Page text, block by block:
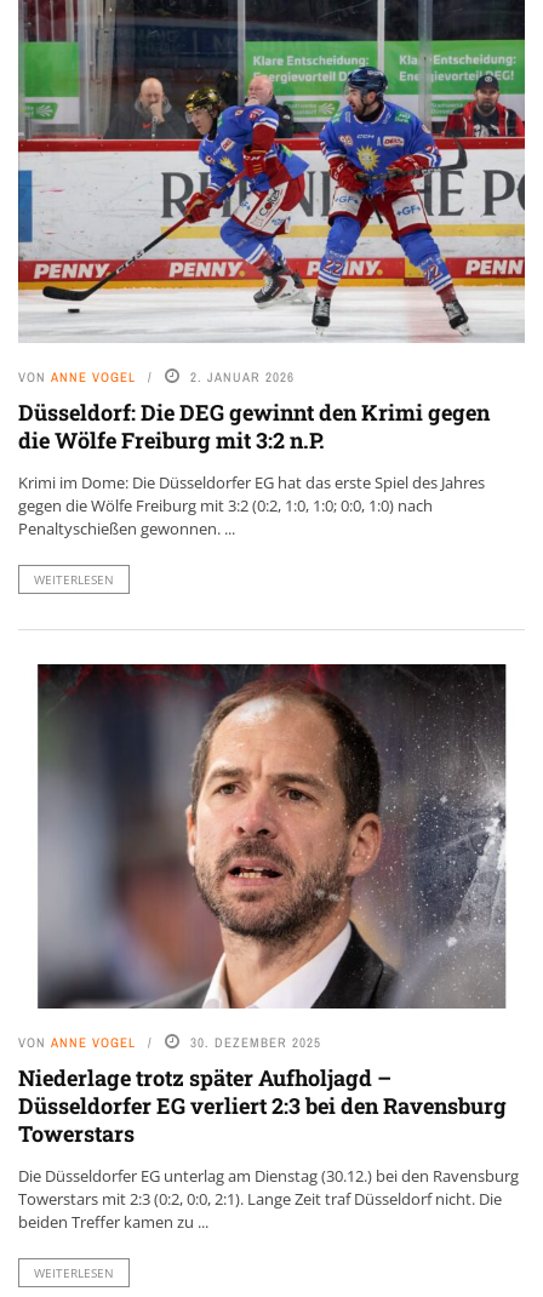
VON ANNE VOGEL 2. JANUAR 2026
Düsseldorf: Die DEG gewinnt den Krimi gegen
die Wölfe Freiburg mit 3:2 n.P.
Krimi im Dome: Die Düsseldorfer EG hat das erste Spiel des Jahres
gegen die Wölfe Freiburg mit 3:2 (0:2, 1:0, 1:0; 0:0, 1:0) nach
Penaltyschießen gewonnen. ...
WEITERLESEN
VON ANNE VOGEL 30. DEZEMBER 2025
Niederlage trotz später Aufholjagd –
Düsseldorfer EG verliert 2:3 bei den Ravensburg
Towerstars
Die Düsseldorfer EG unterlag am Dienstag (30.12.) bei den Ravensburg
Towerstars mit 2:3 (0:2, 0:0, 2:1). Lange Zeit traf Düsseldorf nicht. Die
beiden Treffer kamen zu ...
WEITERLESEN